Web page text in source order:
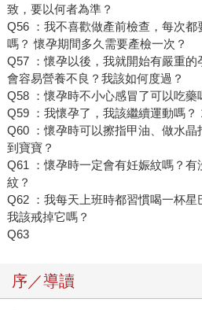
致，要以何者為準？
Q56 ：我不喜歡做產前檢查，每次
嗎？ 懷孕期間多久需要產檢一次？
Q57 ：懷孕以後，我就開始有嚴重
會容易營養不良？我該如何度過？
Q58 ：懷孕時不小心感冒了可以吃
Q59 ：我懷孕了，我該繼續運動嗎？
Q60 ：懷孕時可以擦指甲油、做水
到寶寶？
Q61 ：懷孕時一定會有妊娠紋嗎？
紋？
Q62 ：我每天上班時都習慣喝一杯星
我該戒掉它嗎？
Q63
序／導讀